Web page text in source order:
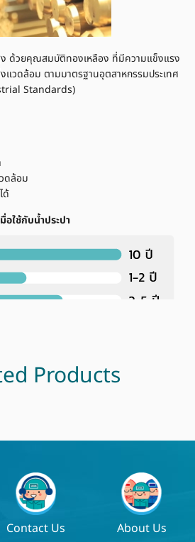
ด้วยคุณสมบัติทองเหลือง ที่มีความแข็งแรง
วดล้อม ตามมาตรฐานอุตสาหกรรมประเทศ
Standards)
ดล้อม
ด้
อใช้กับน้ำประปา
Products
Contact Us About Us